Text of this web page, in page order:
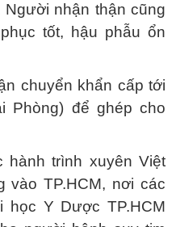
nhận thận cũng
tốt, hậu phẫu ổn
chuyển khẩn cấp tới
Phòng) để ghép cho
hành trình xuyên Việt
vào TP.HCM, nơi các
học Y Dược TP.HCM